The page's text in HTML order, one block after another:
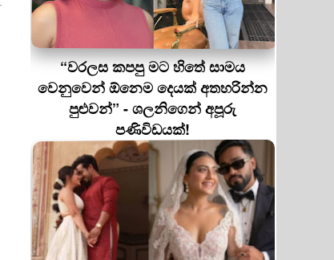
“වරලස කපපු මට හිතේ සාමය
වෙනුවෙන් ඕනෙම දෙයක් අතහරින්න
පුළුවන්” - ශලනිගෙන් අපූරු
පණිවිඩයක්!